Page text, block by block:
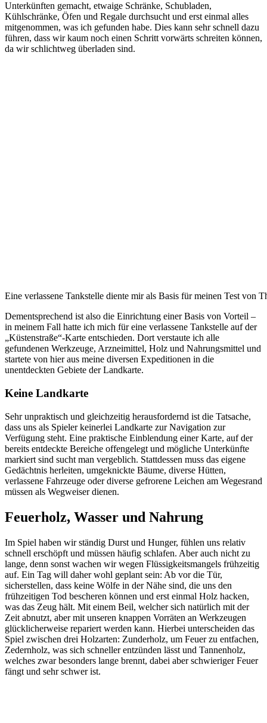
Unterkünften gemacht, etwaige Schränke, Schubladen,
Kühlschränke, Öfen und Regale durchsucht und erst einmal alles
mitgenommen, was ich gefunden habe. Dies kann sehr schnell dazu
führen, dass wir kaum noch einen Schritt vorwärts schreiten können,
da wir schlichtweg überladen sind.
Eine verlassene Tankstelle diente mir als Basis für meinen Test von
Dementsprechend ist also die Einrichtung einer Basis von Vorteil –
in meinem Fall hatte ich mich für eine verlassene Tankstelle auf der
„Küstenstraße“-Karte entschieden. Dort verstaute ich alle
gefundenen Werkzeuge, Arzneimittel, Holz und Nahrungsmittel und
startete von hier aus meine diversen Expeditionen in die
unentdeckten Gebiete der Landkarte.
Keine Landkarte
Sehr unpraktisch und gleichzeitig herausfordernd ist die Tatsache,
dass uns als Spieler keinerlei Landkarte zur Navigation zur
Verfügung steht. Eine praktische Einblendung einer Karte, auf der
bereits entdeckte Bereiche offengelegt und mögliche Unterkünfte
markiert sind sucht man vergeblich. Stattdessen muss das eigene
Gedächtnis herleiten, umgeknickte Bäume, diverse Hütten,
verlassene Fahrzeuge oder diverse gefrorene Leichen am Wegesrand
müssen als Wegweiser dienen.
Feuerholz, Wasser und Nahrung
Im Spiel haben wir ständig Durst und Hunger, fühlen uns relativ
schnell erschöpft und müssen häufig schlafen. Aber auch nicht zu
lange, denn sonst wachen wir wegen Flüssigkeitsmangels frühzeitig
auf. Ein Tag will daher wohl geplant sein: Ab vor die Tür,
sicherstellen, dass keine Wölfe in der Nähe sind, die uns den
frühzeitigen Tod bescheren können und erst einmal Holz hacken,
was das Zeug hält. Mit einem Beil, welcher sich natürlich mit der
Zeit abnutzt, aber mit unseren knappen Vorräten an Werkzeugen
glücklicherweise repariert werden kann. Hierbei unterscheiden das
Spiel zwischen drei Holzarten: Zunderholz, um Feuer zu entfachen,
Zedernholz, was sich schneller entzünden lässt und Tannenholz,
welches zwar besonders lange brennt, dabei aber schwieriger Feuer
fängt und sehr schwer ist.